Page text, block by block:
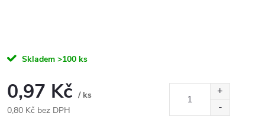
Skladem >100 ks
0,97 Kč / ks
0,80 Kč bez DPH